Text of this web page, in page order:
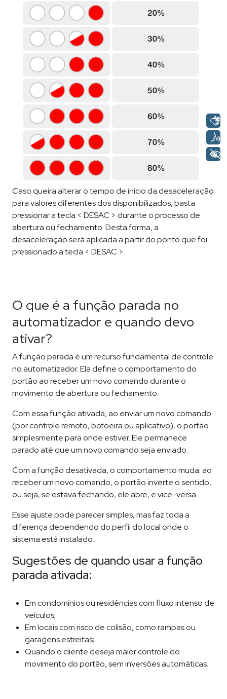
Caso queira alterar o tempo de início da desaceleração
para valores diferentes dos disponibilizados, basta
pressionar a tecla < DESAC > durante o processo de
abertura ou fechamento. Desta forma, a
desaceleração será aplicada a partir do ponto que foi
pressionado a tecla < DESAC >.
O que é a função parada no
automatizador e quando devo
ativar?
A função parada é um recurso fundamental de controle
no automatizador. Ela define o comportamento do
portão ao receber um novo comando durante o
movimento de abertura ou fechamento.
Com essa função ativada, ao enviar um novo comando
(por controle remoto, botoeira ou aplicativo), o portão
simplesmente para onde estiver. Ele permanece
parado até que um novo comando seja enviado.
Com a função desativada, o comportamento muda: ao
receber um novo comando, o portão inverte o sentido,
ou seja, se estava fechando, ele abre, e vice-versa.
Esse ajuste pode parecer simples, mas faz toda a
diferença dependendo do perfil do local onde o
sistema está instalado.
Sugestões de quando usar a função
parada ativada:
Em condomínios ou residências com fluxo intenso de
veículos;
Em locais com risco de colisão, como rampas ou
garagens estreitas;
Quando o cliente deseja maior controle do
movimento do portão, sem inversões automáticas.